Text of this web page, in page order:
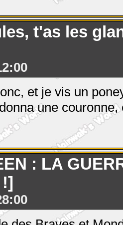
t'as les
et je vis un
une
: LA